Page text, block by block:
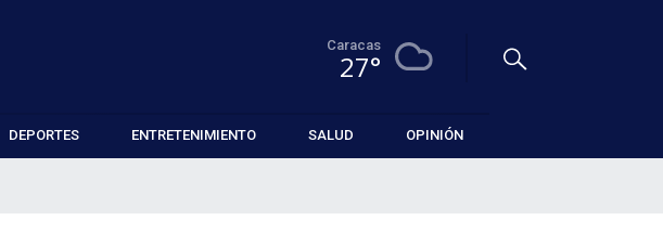
Caracas
27°
DEPORTES ENTRETENIMIENTO SALUD OPINIÓN